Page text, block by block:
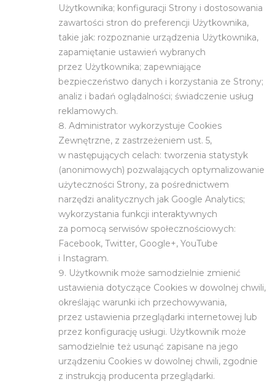
Użytkownika; konfiguracji Strony i dostosowania
zawartości stron do preferencji Użytkownika,
takie jak: rozpoznanie urządzenia Użytkownika,
zapamiętanie ustawień wybranych
przez Użytkownika; zapewniające
bezpieczeństwo danych i korzystania ze Strony;
analiz i badań oglądalności; świadczenie usług
reklamowych.
Administrator wykorzystuje Cookies
Zewnętrzne, z zastrzeżeniem ust. 5,
w następujących celach: tworzenia statystyk
(anonimowych) pozwalających optymalizowanie
użyteczności Strony, za pośrednictwem
narzędzi analitycznych jak Google Analytics;
wykorzystania funkcji interaktywnych
za pomocą serwisów społecznościowych:
Facebook, Twitter, Google+, YouTube
i Instagram.
Użytkownik może samodzielnie zmienić
ustawienia dotyczące Cookies w dowolnej chwili,
określając warunki ich przechowywania,
przez ustawienia przeglądarki internetowej lub
przez konfigurację usługi. Użytkownik może
samodzielnie też usunąć zapisane na jego
urządzeniu Cookies w dowolnej chwili, zgodnie
z instrukcją producenta przeglądarki.